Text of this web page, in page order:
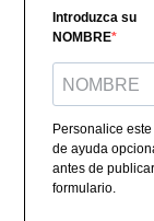
Introduzca su
NOMBRE
Personalice
de ayuda
antes de
formulario.